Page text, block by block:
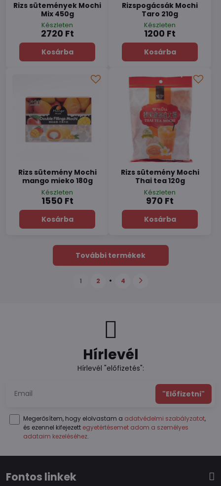
Rizs sütemények Mochi
Mix 450g
Készleten
2720 Ft
Kosárba
Rizspogácsák Mochi
Taro 210g
Készleten
1200 Ft
Kosárba
Rizs sütemény Mochi
mango mieko 180g
Készleten
1550 Ft
Kosárba
Rizs sütemény Mochi
Thai tea 120g
Készleten
970 Ft
Kosárba
További termékek
1 2 4
Hírlevél
Hírlevél "előfizetés":
"Előfizetni"
Megerősítem, hogy elolvastam a adatvédelmi szabályzatot,
és ezennel kifejezett egyetértésemet adom a személyes
adataim kezeléséhez.
Fontos linkek